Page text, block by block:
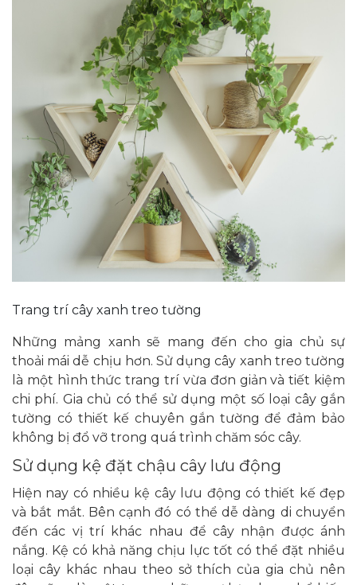
Trang trí cây xanh treo tường
Những mảng xanh sẽ mang đến cho gia chủ sự
thoải mái dễ chịu hơn. Sử dụng cây xanh treo tường
là một hình thức trang trí vừa đơn giản và tiết kiệm
chi phí. Gia chủ có thể sử dụng một số loại cây gắn
tường có thiết kế chuyên gắn tường để đảm bảo
không bị đổ vỡ trong quá trình chăm sóc cây.
Sử dụng kệ đặt chậu cây lưu động
Hiện nay có nhiều kệ cây lưu động có thiết kế đẹp
và bắt mắt. Bên cạnh đó có thể dễ dàng di chuyển
đến các vị trí khác nhau để cây nhận được ánh
nắng. Kệ có khả năng chịu lực tốt có thể đặt nhiều
loại cây khác nhau theo sở thích của gia chủ nên